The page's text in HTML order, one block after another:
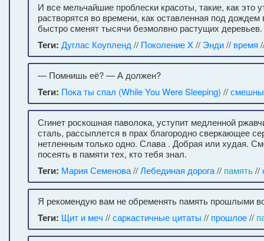
И все мельчайшие проблески красоты, такие, как это
растворятся во времени, как оставленная под дождем
быстро сменят тысячи безмолвно растущих деревьев.
Теги: Дуглас Коупленд // Поколение X// Энди// время
— Помнишь её? — А должен?
Теги: Пока ты спал (While You Were Sleeping) //
Сгинет роскошная паволока, уступит медленной
сталь, рассыплется в прах благородно сверкающее
нетленным только одно. Слава . Добрая или худая.
посеять в памяти тех, кто тебя знал.
Теги: Мария Семенова//Лебединая дорога// память//
Я рекомендую вам не обременять память прошлыми
Теги: Щит и меч //саркастичные цитаты // прошлое//